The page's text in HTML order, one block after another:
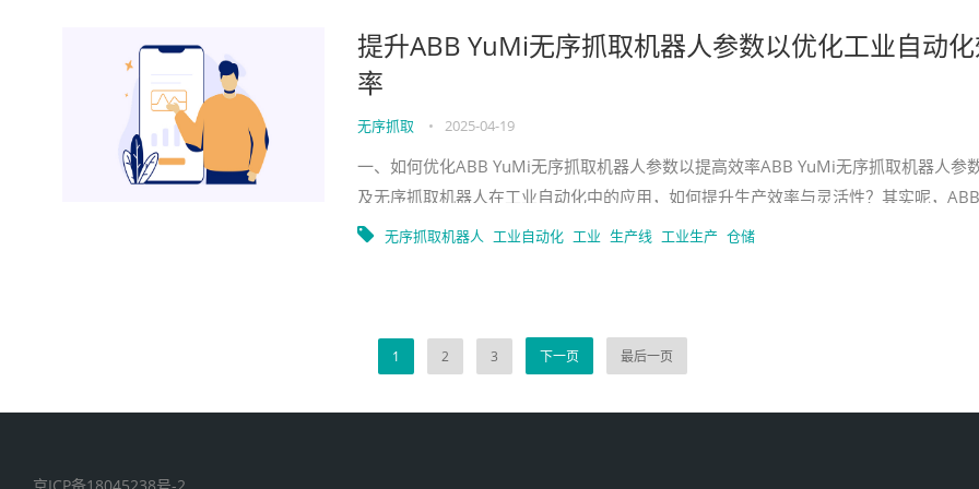
提升ABB YuMi无序抓取机器人参数以优化工业自动
率
无序抓取 • 2025-04-19
一、如何优化ABB YuMi无序抓取机器人参数以提高效率ABB YuMi无序抓取机器人参
及无序抓取机器人在工业自动化中的应用，如何提升生产效率与灵活性？其实呢，ABB
YuMi无序抓取机器人在现代
无序抓取机器人 工业自动化 工业 生产线 工业生产 仓储
1 2 3 下一页 最后一页